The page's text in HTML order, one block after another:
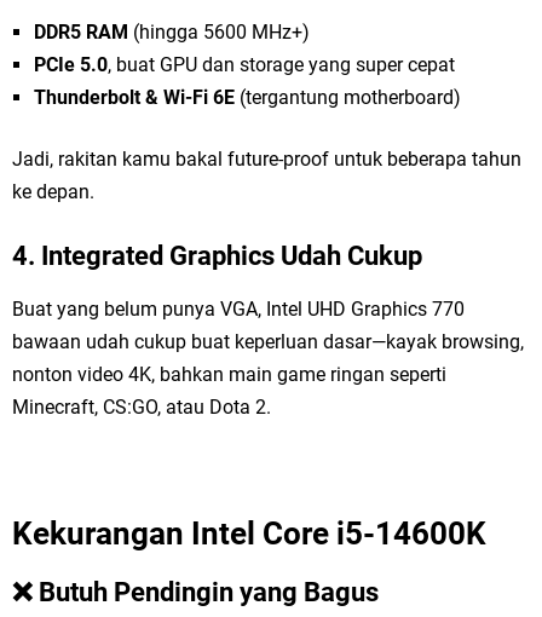
DDR5 RAM (hingga 5600 MHz+)
PCIe 5.0, buat GPU dan storage yang super cepat
Thunderbolt & Wi-Fi 6E (tergantung motherboard)
Jadi, rakitan kamu bakal future-proof untuk beberapa tahun
ke depan.
4. Integrated Graphics Udah Cukup
Buat yang belum punya VGA, Intel UHD Graphics 770
bawaan udah cukup buat keperluan dasar—kayak browsing,
nonton video 4K, bahkan main game ringan seperti
Minecraft, CS:GO, atau Dota 2.
Kekurangan Intel Core i5-14600K
❌ Butuh Pendingin yang Bagus